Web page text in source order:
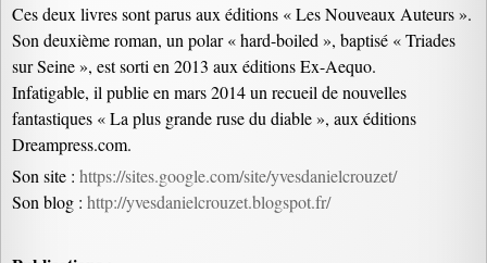
Ces deux livres sont parus aux éditions « Les Nouveaux Auteurs ».
Son deuxième roman, un polar « hard-boiled », baptisé « Triades
sur Seine », est sorti en 2013 aux éditions Ex-Aequo.
Infatigable, il publie en mars 2014 un recueil de nouvelles
fantastiques « La plus grande ruse du diable », aux éditions
Dreampress.com.
Son site : https://sites.google.com/site/yvesdanielcrouzet/
Son blog : http://yvesdanielcrouzet.blogspot.fr/